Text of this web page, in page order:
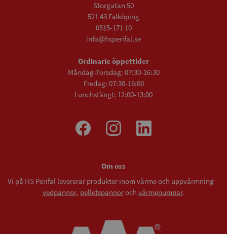
Storgatan 50
521 43 Falköping
0515-171 10
info@hsperifal.se
Ordinarie öppettider
Måndag-Torsdag: 07:30-16:30
Fredag: 07:30-16:00
Lunchstängt: 12:00-13:00
Om oss
Vi på HS Perifal levererar produkter inom värme och uppvärmning -
vedpannor, pelletspannoroch värmepumpar.